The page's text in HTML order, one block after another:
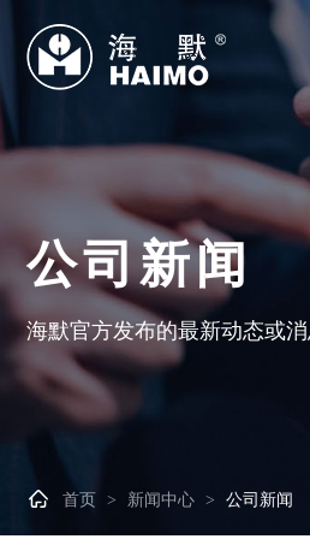
公司新闻
海默官方发布的最新动态或
 首页 > 新闻中心 > 公司新闻